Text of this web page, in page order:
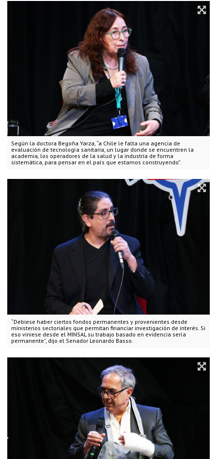
Según la doctora Begoña Yarza, “a Chile le falta una agencia de
evaluación de tecnología sanitaria, un lugar donde se encuentren la
academia, los operadores de la salud y la industria de forma
sistemática, para pensar en el país que estamos construyendo”.
“Debiese haber ciertos fondos permanentes y provenientes desde
ministerios sectoriales que permitan financiar investigación de interés. Si
eso viniese desde el MINSAL su trabajo basado en evidencia sería
permanente", dijo el Senador Leonardo Basso.